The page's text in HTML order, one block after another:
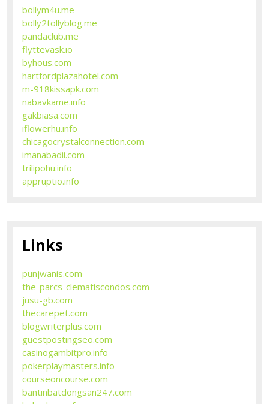
bollym4u.me
bolly2tollyblog.me
pandaclub.me
flyttevask.io
byhous.com
hartfordplazahotel.com
m-918kissapk.com
nabavkame.info
gakbiasa.com
iflowerhu.info
chicagocrystalconnection.com
imanabadii.com
trilipohu.info
appruptio.info
Links
punjwanis.com
the-parcs-clematiscondos.com
jusu-gb.com
thecarepet.com
blogwriterplus.com
guestpostingseo.com
casinogambitpro.info
pokerplaymasters.info
courseoncourse.com
bantinbatdongsan247.com